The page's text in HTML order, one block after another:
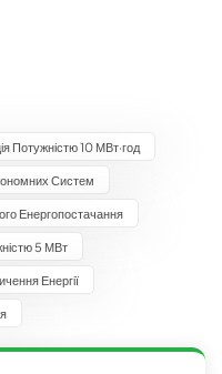
Потужністю 10 МВт·год
Систем
Енергопостачання
5 МВт
Енергії